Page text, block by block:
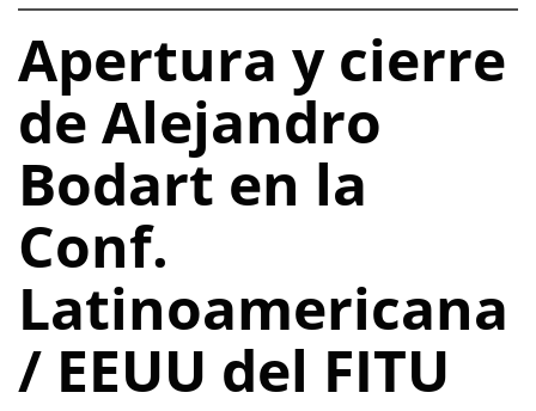
Apertura y cierre
de Alejandro
Bodart en la
Conf.
Latinoamericana
/ EEUU del FITU